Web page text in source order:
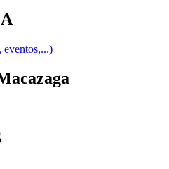
eventos,...)